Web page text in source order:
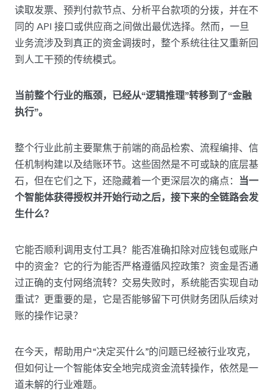
读取发票、预判付款节点、分析平台款项的分拨，并在不
同的 API 接口或供应商之间做出最优选择。然而，一旦
业务流涉及到真正的资金调拨时，整个系统往往又重新回
到人工干预的传统模式。
当前整个行业的瓶颈，已经从“逻辑推理”转移到了“金融
执行”。
整个行业此前主要聚焦于前端的商品检索、流程编排、信
任机制构建以及结账环节。这些固然是不可或缺的底层基
石，但在它们之下，还隐藏着一个更深层次的痛点： 当一
个智能体获得授权并开始行动之后，接下来的全链路会发
生什么？
它能否顺利调用支付工具？能否准确扣除对应钱包或账户
中的资金？它的行为能否严格遵循风控政策？资金是否通
过正确的支付网络流转？交易失败时，系统能否实现自动
重试？更重要的是，它是否能够留下可供财务团队后续对
账的操作记录？
在今天，帮助用户“决定买什么”的问题已经被行业攻克，
但如何让一个智能体安全地完成资金流转操作，依然是一
道未解的行业难题。